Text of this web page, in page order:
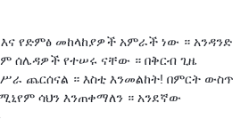
የድምፅ መከላከያዎች አምራች ነው ። አንዳንድ
ሰሌዳዎች የተሠሩ ናቸው ። በቅርብ ጊዜ
ጨርሰናል ። እስቲ እንመልከት! በምርት ውስጥ
ሳህን እንጠቀማለን ። አንደኛው